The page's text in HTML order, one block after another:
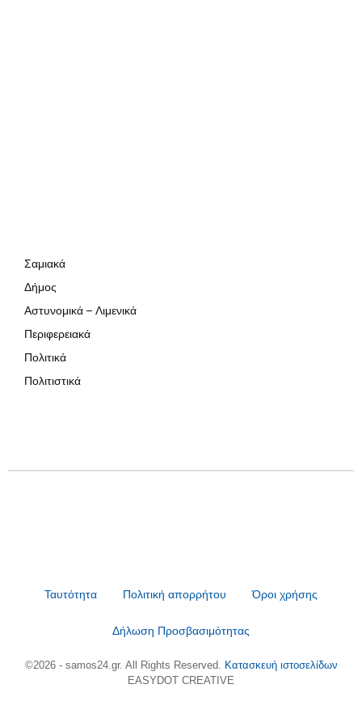
Σαμιακά
Δήμος
Αστυνομικά – Λιμενικά
Περιφερειακά
Πολιτικά
Πολιτιστικά
Ταυτότητα Πολιτική απορρήτου Όροι χρήσης
Δήλωση Προσβασιμότητας
©2026 - samos24.gr. All Rights Reserved. Κατασκευή ιστοσελίδων
EASYDOT CREATIVE